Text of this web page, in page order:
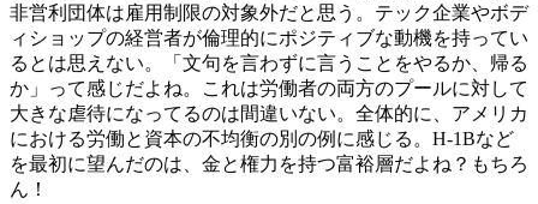
非営利団体は雇用制限の対象外だと思う。テック企業やボデ
ィショップの経営者が倫理的にポジティブな動機を持ってい
るとは思えない。「文句を言わずに言うことをやるか、帰る
か」って感じだよね。これは労働者の両方のプールに対して
大きな虐待になってるのは間違いない。全体的に、アメリカ
における労働と資本の不均衡の別の例に感じる。H-1Bなど
を最初に望んだのは、金と権力を持つ富裕層だよね？もちろ
ん！